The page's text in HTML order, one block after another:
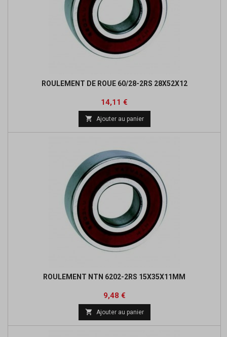
ROULEMENT DE ROUE 60/28-2RS 28X52X12
Prix
14,11 €
base
 Ajouter au panier
ROULEMENT NTN 6202-2RS 15X35X11MM
Prix
9,48 €Prix
base
 Ajouter au panier